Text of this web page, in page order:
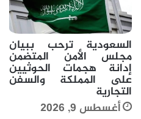
السعودية ترحب ببيان
مجلس الأمن المتضمن
إدانة هجمات الحوثيين
على المملكة والسفن
التجارية
أغسطس 9, 2026